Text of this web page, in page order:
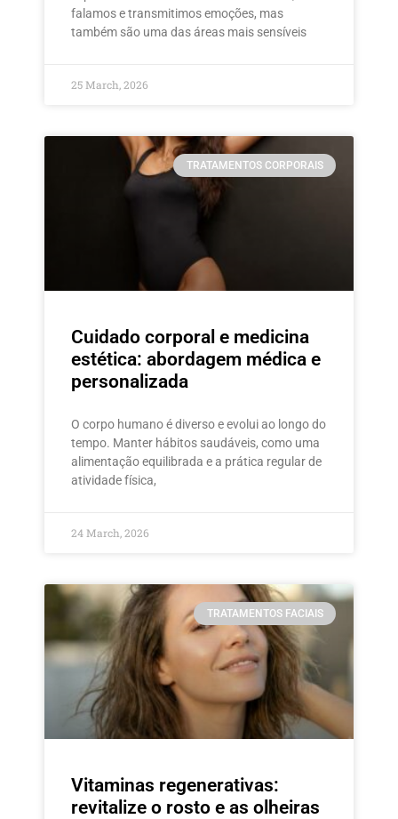
falamos e transmitimos emoções, mas
também são uma das áreas mais sensíveis
25 March, 2026
TRATAMENTOS CORPORAIS
Cuidado corporal e medicina
estética: abordagem médica e
personalizada
O corpo humano é diverso e evolui ao longo do
tempo. Manter hábitos saudáveis, como uma
alimentação equilibrada e a prática regular de
atividade física,
24 March, 2026
TRATAMENTOS FACIAIS
Vitaminas regenerativas:
revitalize o rosto e as olheiras